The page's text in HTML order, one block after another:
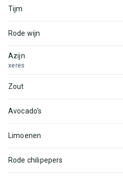
Tijm
Rode wijn
Azijn
xeres
Zout
Avocado's
Limoenen
Rode chilipepers